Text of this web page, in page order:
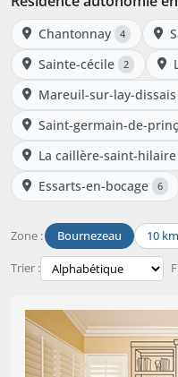
Chantonnay 4
Sainte-cécile 2
Mareuil-sur-lay-dissais
Saint-germain-de-
La caillère-saint-hilaire
Essarts-en-bocage 6
Zone : Bournezeau 10 km
Trier :